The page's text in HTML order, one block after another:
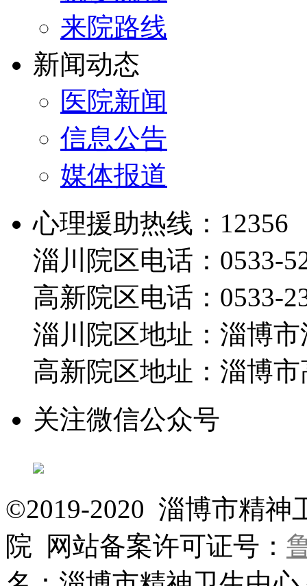
来院路线
新闻动态
医院新闻
信息公告
媒体报道
心理援助热线：12356
淄川院区电话：0533-
高新院区电话：0533-
淄川院区地址：淄博
高新院区地址：淄博
关注微信公众号
©2019-2020 淄博市精神
院 网站备案许可证号：